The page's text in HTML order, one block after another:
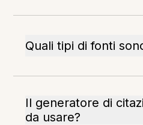
Quali tipi di fonti
Il generatore di
da usare?